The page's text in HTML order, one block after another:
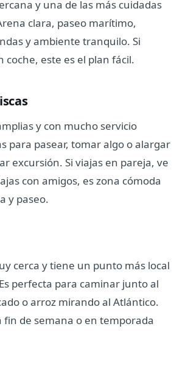
y una de las más cuidadas
clara, paseo marítimo,
y ambiente tranquilo. Si
coche, este es el plan fácil.
y con mucho servicio
para pasear, tomar algo o alargar
excursión. Si viajas en pareja, ve
con amigos, es zona cómoda
y paseo.
cerca y tiene un punto más local
perfecta para caminar junto al
o arroz mirando al Atlántico.
fin de semana o en temporada